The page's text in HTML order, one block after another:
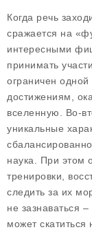
Когда речь
сражается на
интересными
принимать
ограничен
достижениям,
вселенную. Во-
уникальные
наука. При этом
тренировки,
следить за их
не зазнаваться
может скатиться